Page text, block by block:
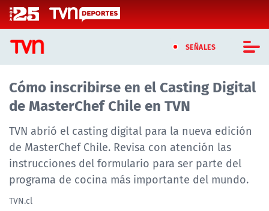
Click acá para ir directamente al contenido
SEÑALES
CASTING MASTERCHEF CHILE
CASTING TVN VERTICAL
TVN VERTICAL
TVN PLAY
PROGRAMAS
Cómo inscribirse en el Casting Digital
de MasterChef Chile en TVN
TVN abrió el casting digital para la nueva edición
de MasterChef Chile. Revisa con atención las
instrucciones del formulario para ser parte del
programa de cocina más importante del mundo.
TVN.cl